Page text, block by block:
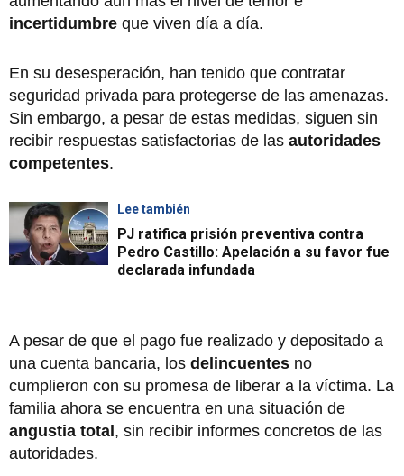
incertidumbre que viven día a día.
En su desesperación, han tenido que contratar
seguridad privada para protegerse de las amenazas.
Sin embargo, a pesar de estas medidas, siguen sin
recibir respuestas satisfactorias de las autoridades
competentes.
Lee también
PJ ratifica prisión preventiva contra
Pedro Castillo: Apelación a su favor fue
declarada infundada
A pesar de que el pago fue realizado y depositado a
una cuenta bancaria, los delincuentes no
cumplieron con su promesa de liberar a la víctima. La
familia ahora se encuentra en una situación de
angustia total, sin recibir informes concretos de las
autoridades.